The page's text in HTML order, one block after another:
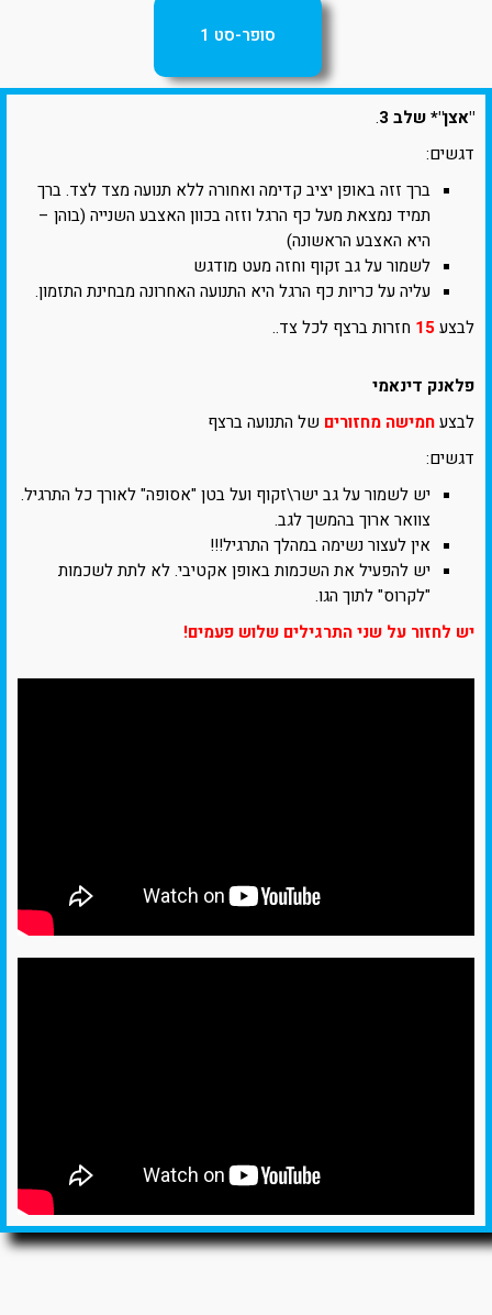
סופר-סט 1
"אצן"* שלב 3
.
דגשים:
ברך זזה באופן יציב קדימה ואחורה ללא תנועה מצד לצד. ברך
תמיד נמצאת מעל כף הרגל וזזה בכוון האצבע השנייה (בוהן –
היא האצבע הראשונה)
לשמור על גב זקוף וחזה מעט מודגש
עליה על כריות כף הרגל היא התנועה האחרונה מבחינת התזמון.
לבצע15 חזרות ברצף לכל צד..
פלאנק דינאמי
לבצעחמישה מחזורים של התנועה ברצף
דגשים:
יש לשמור על גב ישר\זקוף ועל בטן "אסופה" לאורך כל התרגיל.
צוואר ארוך בהמשך לגב.
אין לעצור נשימה במהלך התרגיל!!!
יש להפעיל את השכמות באופן אקטיבי. לא לתת לשכמות
"לקרוס" לתוך הגו.
יש לחזור על שני התרגילים שלוש פעמים!